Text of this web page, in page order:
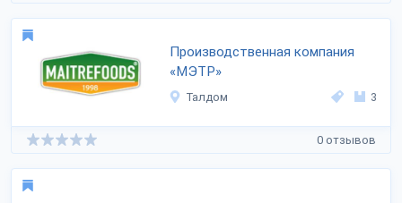
Производственная компания
«МЭТР»
Талдом 3
0 отзывов